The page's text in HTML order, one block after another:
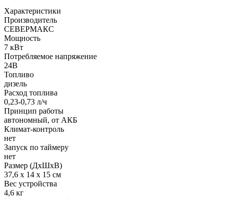
Характеристики
Производитель
СЕВЕРМАКС
Мощность
7 кВт
Потребляемое напряжение
24В
Топливо
дизель
Расход топлива
0,23-0,73 л/ч
Принцип работы
автономный, от АКБ
Климат-контроль
нет
Запуск по таймеру
нет
Размер (ДхШхВ)
37,6 х 14 х 15 см
Вес устройства
4,6 кг